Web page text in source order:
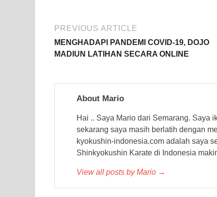
PREVIOUS ARTICLE
MENGHADAPI PANDEMI COVID-19, DOJO
MADIUN LATIHAN SECARA ONLINE
About Mario
Hai .. Saya Mario dari Semarang. Saya
sekarang saya masih berlatih dengan
kyokushin-indonesia.com adalah saya
Shinkyokushin Karate di Indonesia
View all posts by Mario →